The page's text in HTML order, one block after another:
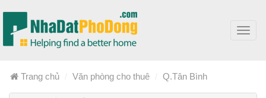
Trang chủ Văn phòng cho thuê Q.Tân Bình